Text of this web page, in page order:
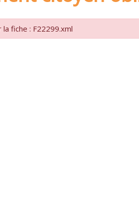
fiche : F22299.xml